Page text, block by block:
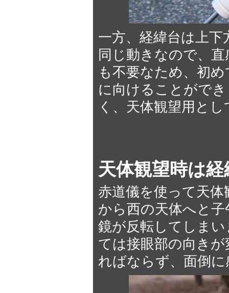
一方、経緯台は上
同じ動きなので、
も不要なため、初
に向けることがで
く、天体観望用と
天体観望時は
赤道儀を使って天
から西の天体へと
鏡が反転してしま
ては接眼部の向き
ればならず、面倒